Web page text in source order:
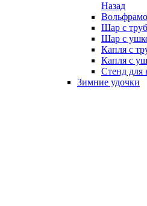
Назад
Шар с
Шар с
Капля с
Капля с
Стенд
Зимние удочки